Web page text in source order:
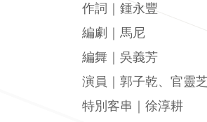
作詞｜鍾永豐
編劇｜馬尼
編舞｜吳義芳
演員｜郭子乾、官靈
特別客串｜徐淳耕